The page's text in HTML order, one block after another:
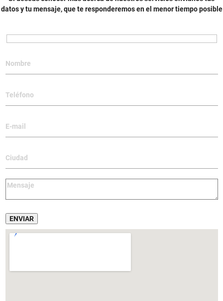
datos y tu mensaje, que te responderemos en el menor tiempo posible